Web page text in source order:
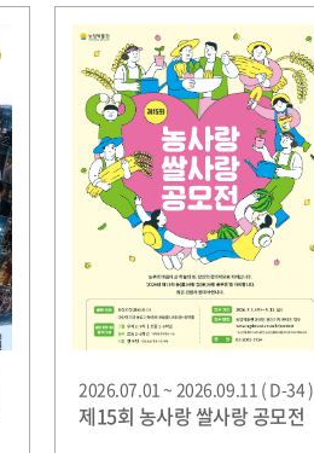
2026.07.01 ~ 2026.09.11 ( D-34 )
제15회 농사랑 쌀사랑 공모전